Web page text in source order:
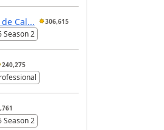
Cal... 306,615
Season 2
240,275
Season 2